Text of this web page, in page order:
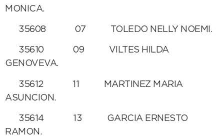
MONICA.
35608 07 TOLEDO NELLY NOEMI.
35610 09 VILTES HILDA
GENOVEVA.
35612 11 MARTINEZ MARIA
ASUNCION.
35614 13 GARCIA ERNESTO
RAMON.